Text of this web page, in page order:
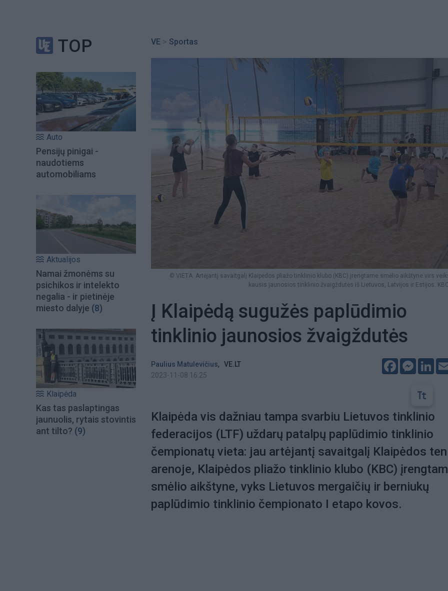
TOP
Auto
Pensijų pinigai -
naudotiems
automobiliams
Aktualijos
Namai žmonėms su
psichikos ir intelekto
negalia - ir pietinėje
miesto dalyje (8)
Klaipėda
Kas tas paslaptingas
jaunuolis, rytais stovintis
ant tilto? (9)
VE > Sportas
© VIETA. Artėjantį savaitgalį Klaipėdos pliažo tinklinio klubo (KBC) įrengtame smėlio aikštyne virs
kausis jaunosios tinklinio žvaigždutės iš Lietuvos, Latvijos ir Estijos.
Į Klaipėdą sugužės paplūdimio
tinklinio jaunosios žvaigždutės
Paulius Matulevičius,
VE.LT
2023-11-08 16:25
Facebook
Klaipėda vis dažniau tampa svarbiu Lietuvos tinklinio
federacijos (LTF) uždarų patalpų paplūdimio tinklinio
čempionatų vieta: jau artėjantį savaitgalį Klaipėdos
arenoje, Klaipėdos pliažo tinklinio klubo (KBC)
smėlio aikštyne, vyks Lietuvos mergaičių ir berniukų
paplūdimio tinklinio čempionato I etapo kovos.